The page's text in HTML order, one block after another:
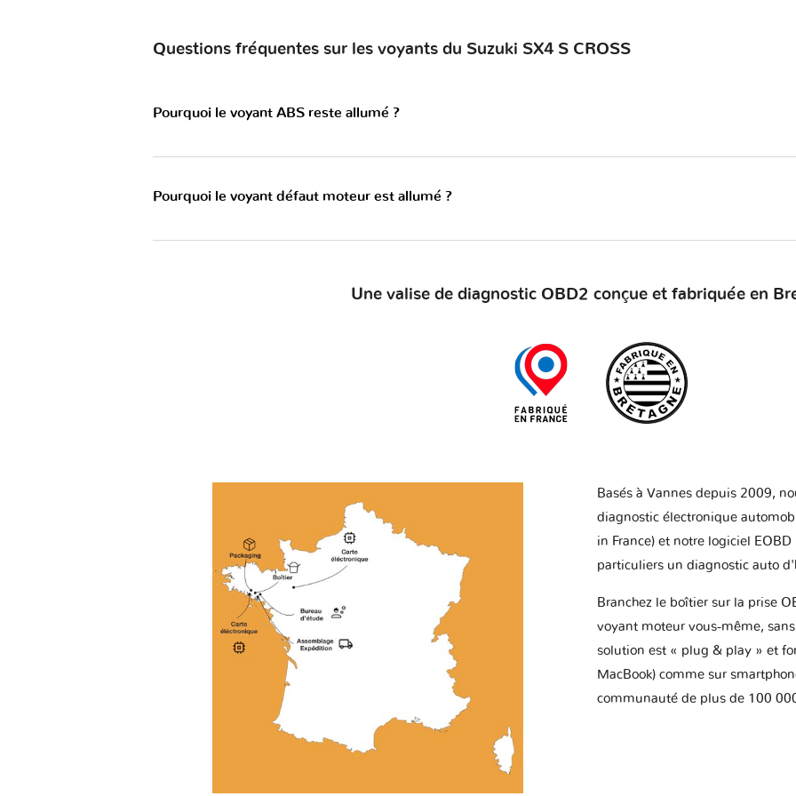
Questions fréquentes sur les voyants du Suzuki SX4 S CROSS
Pourquoi le voyant ABS reste allumé ?
Pourquoi le voyant défaut moteur est allumé ?
Une valise de diagnostic OBD2 conçue et fabriquée en
Basés à Vannes depuis 2009,
diagnostic électronique
in France) et notre logiciel
particuliers un diagnostic auto
Branchez le boîtier sur la prise
voyant moteur vous-même,
solution est « plug & play » et
MacBook) comme sur
communauté de plus de 100